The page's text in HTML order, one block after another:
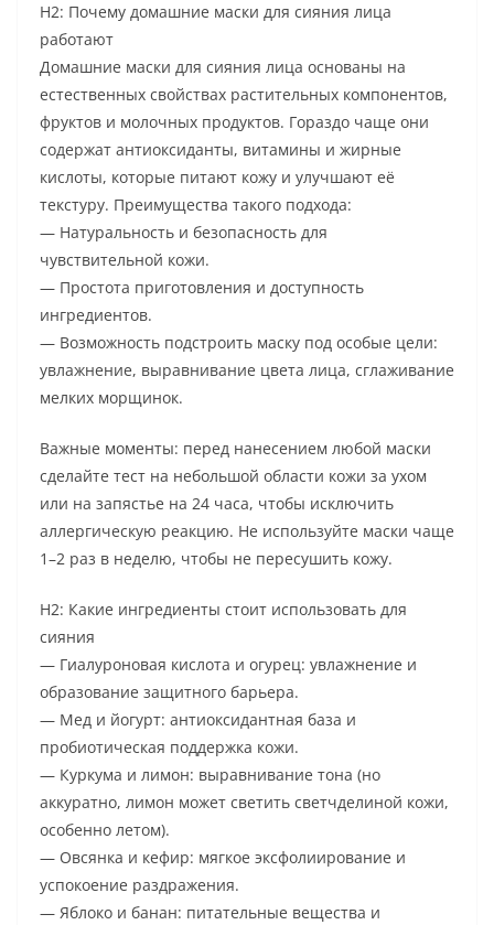
H2: Почему домашние маски для сияния лица
работают
Домашние маски для сияния лица основаны на
естественных свойствах растительных компонентов,
фруктов и молочных продуктов. Гораздо чаще они
содержат антиоксиданты, витамины и жирные
кислоты, которые питают кожу и улучшают её
текстуру. Преимущества такого подхода:
— Натуральность и безопасность для
чувствительной кожи.
— Простота приготовления и доступность
ингредиентов.
— Возможность подстроить маску под особые цели:
увлажнение, выравнивание цвета лица, сглаживание
мелких морщинок.
Важные моменты: перед нанесением любой маски
сделайте тест на небольшой области кожи за ухом
или на запястье на 24 часа, чтобы исключить
аллергическую реакцию. Не используйте маски чаще
1–2 раз в неделю, чтобы не пересушить кожу.
H2: Какие ингредиенты стоит использовать для
сияния
— Гиалуроновая кислота и огурец: увлажнение и
образование защитного барьера.
— Мед и йогурт: антиоксидантная база и
пробиотическая поддержка кожи.
— Куркума и лимон: выравнивание тона (но
аккуратно, лимон может светить светчделиной кожи,
особенно летом).
— Овсянка и кефир: мягкое эксфолиирование и
успокоение раздражения.
— Яблоко и банан: питательные вещества и